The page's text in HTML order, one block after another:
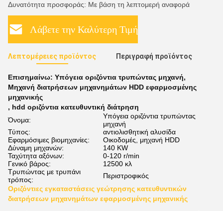
Δυνατότητα προσφοράς: Με βάση τη λεπτομερή αναφορά
Λάβετε την Καλύτερη Τιμή
Λεπτομέρειες προϊόντος Περιγραφή προϊόντος
Επισημαίνω: Υπόγεια οριζόντια τρυπώντας μηχανή,
Μηχανή διατρήσεων μηχανημάτων HDD εφαρμοσμένης
μηχανικής
, hdd οριζόντια κατευθυντική διάτρηση
Όνομα:
Υπόγεια οριζόντια τρυπώντας
μηχανή
Τύπος:
αντιολισθητική αλυσίδα
Εφαρμόσιμες βιομηχανίες:
Οικοδομές, μηχανή HDD
Δύναμη μηχανών:
140 KW
Ταχύτητα αξόνων:
0-120 r/min
Γενικό βάρος:
12500 κλ
Τρυπώντας με τρυπάνι
τρόπος:
Περιστροφικός
Οριζόντιες εγκαταστάσεις γεώτρησης κατευθυντικών
διατρήσεων μηχανημάτων εφαρμοσμένης μηχανικής